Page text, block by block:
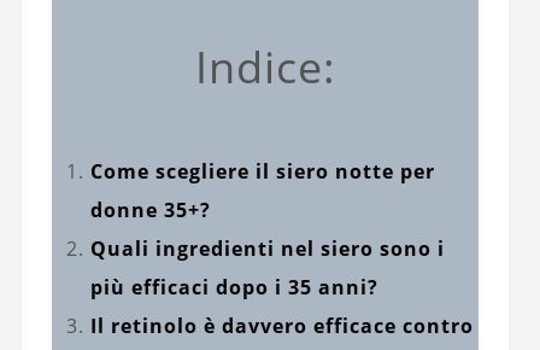
Indice:
Come scegliere il siero notte per
donne 35+?
Quali ingredienti nel siero sono i
più efficaci dopo i 35 anni?
Il retinolo è davvero efficace contro